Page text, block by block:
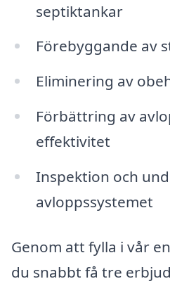
septiktankar
Förebyggande av
Eliminering av
Förbättring av
effektivitet
Inspektion och
avloppssystemet
Genom att fylla i vår
du snabbt få tre